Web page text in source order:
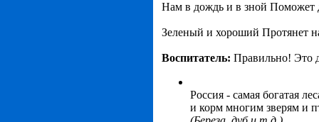
Нам в дождь и в зной Поможет
Зеленый и хороший Протянет
Воспитатель: Правильно! Это
Россия - самая богатая
и корм многим зверям и